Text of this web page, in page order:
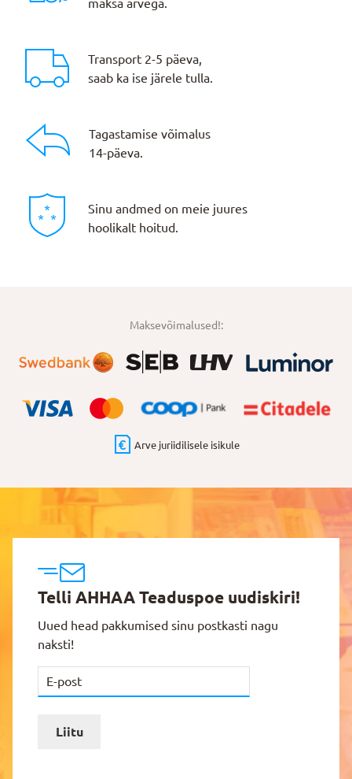
maksa arvega.
Transport 2-5 päeva,
saab ka ise järele tulla.
Tagastamise võimalus
14-päeva.
Sinu andmed on meie juures
hoolikalt hoitud.
Maksevõimalused!:
Arve juriidilisele isikule
Telli AHHAA Teaduspoe uudiskiri!
Uued head pakkumised sinu postkasti nagu
naksti!
Liitu